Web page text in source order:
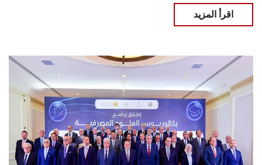
اقرأ المزيد